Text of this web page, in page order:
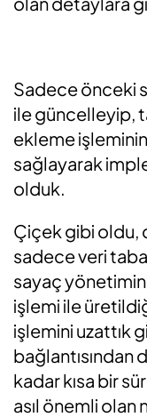
Sadece önceki
ile güncelleyip,
ekleme
sağlayarak
olduk.
Çiçek gibi oldu,
sadece veri
sayaç
işlemi ile
işlemini uzattık
bağlantısından
kadar kısa bir
asıl önemli